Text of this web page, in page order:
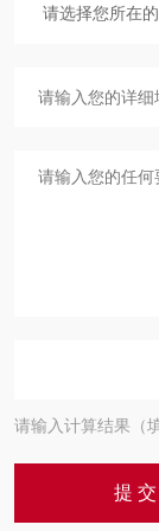
请输入计算结果（